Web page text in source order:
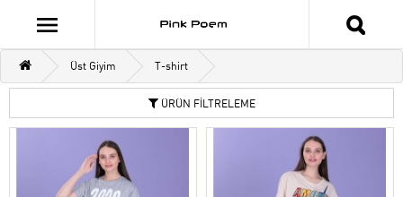
Üst Giyim T-shirt
ÜRÜN FİLTRELEME